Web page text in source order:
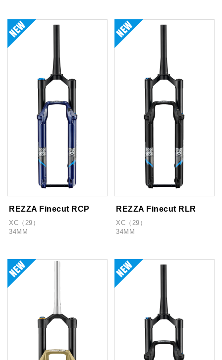
REZZA Finecut RCP
XC（29）
34MM
REZZA Finecut RLR
XC（29）
34MM